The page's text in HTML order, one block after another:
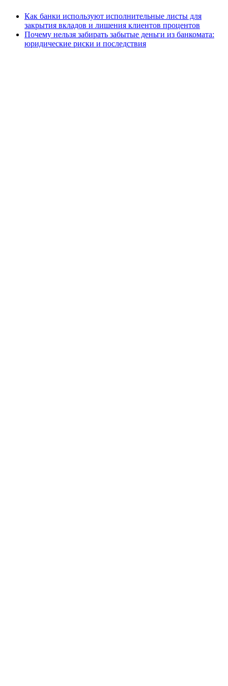
Как банки используют исполнительные листы для
закрытия вкладов и лишения клиентов процентов
Почему нельзя забирать забытые деньги из банкомата:
юридические риски и последствия